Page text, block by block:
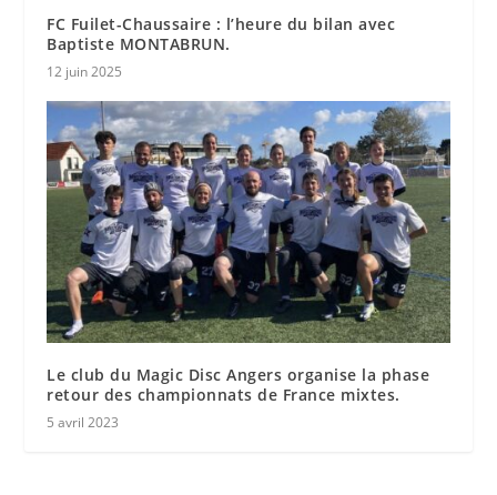
FC Fuilet-Chaussaire : l’heure du bilan avec
Baptiste MONTABRUN.
12 juin 2025
Le club du Magic Disc Angers organise la phase
retour des championnats de France mixtes.
5 avril 2023